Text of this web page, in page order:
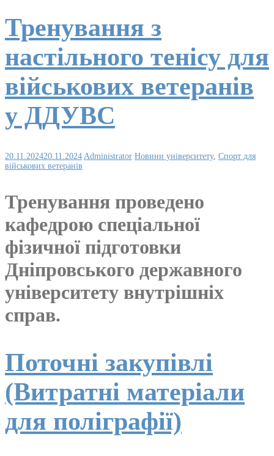
Тренування з
настільного тенісу для
військових ветеранів
у ДДУВС
20.11.202420.11.2024 Administrator Новини університету, Спорт для
військових ветеранів
Тренування проведено
кафедрою спеціальної
фізичної підготовки
Дніпровського державного
університету внутрішніх
справ.
Поточні закупівлі
(Витратні матеріали
для поліграфії)